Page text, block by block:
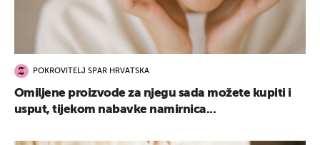
POKROVITELJ SPAR HRVATSKA
Omiljene proizvode za njegu sada možete kupiti i
usput, tijekom nabavke namirnica...